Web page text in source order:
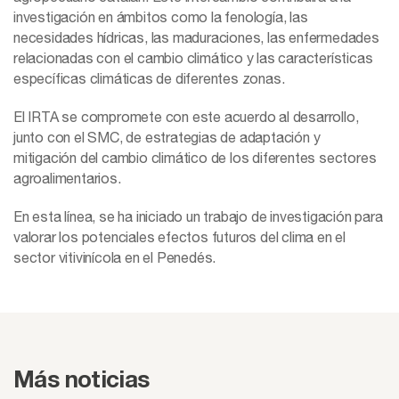
investigación en ámbitos como la fenología, las
necesidades hídricas, las maduraciones, las enfermedades
relacionadas con el cambio climático y las características
específicas climáticas de diferentes zonas.
El IRTA se compromete con este acuerdo al desarrollo,
junto con el SMC, de estrategias de adaptación y
mitigación del cambio climático de los diferentes sectores
agroalimentarios.
En esta línea, se ha iniciado un trabajo de investigación para
valorar los potenciales efectos futuros del clima en el
sector vitivinícola en el Penedés.
Más noticias